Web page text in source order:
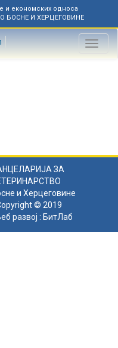
и економских односа
БОСНЕ И ХЕРЦЕГОВИНЕ
Toggle
ЗА
и Херцеговине
© 2019
развој : БитЛаб